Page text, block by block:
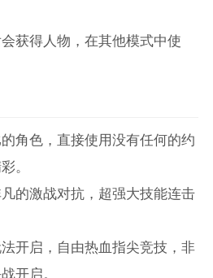
获得人物，在其他模式中使
角色，直接使用没有任何的约
。
的激战对抗，超强大技能连击
开启，自由热血指尖竞技，非
开启。